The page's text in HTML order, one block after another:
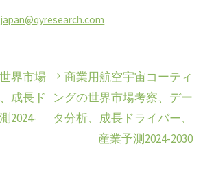
japan@qyresearch.com
界市場
成長ド
2024-
商業用航空宇宙コーティ
ングの世界市場考察、デー
タ分析、成長ドライバー、
産業予測2024-2030